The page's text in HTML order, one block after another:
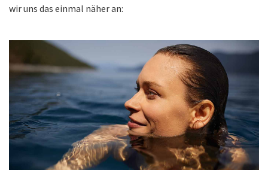
wir uns das einmal näher an: